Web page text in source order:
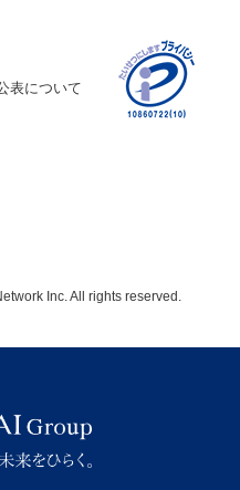
表について
Inc. All rights reserved.